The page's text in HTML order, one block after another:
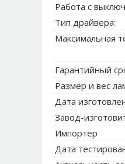
Работа с
Тип драйвера:
Максимальная
Гарантийный
Размер и вес
Дата
Завод-
Импортер
Дата